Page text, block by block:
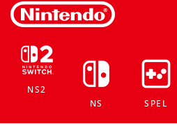
NS2
NS
SPEL